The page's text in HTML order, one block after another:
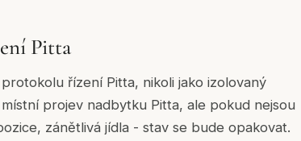
Pitta
řízení Pitta, nikoli jako izolovaný
projev nadbytku Pitta, ale pokud nejsou
zánětlivá jídla - stav se bude opakovat.